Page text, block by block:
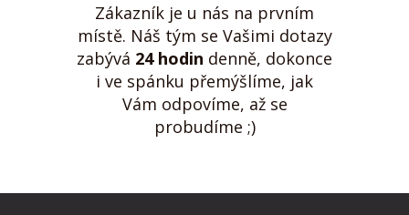
Zákazník je u nás na prvním
místě. Náš tým se Vašimi dotazy
zabývá 24 hodin denně, dokonce
i ve spánku přemýšlíme, jak
Vám odpovíme, až se
probudíme ;)